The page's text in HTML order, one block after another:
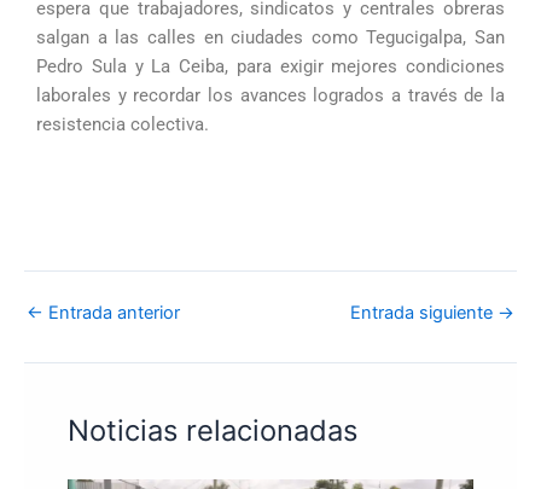
espera que trabajadores, sindicatos y centrales obreras
salgan a las calles en ciudades como Tegucigalpa, San
Pedro Sula y La Ceiba, para exigir mejores condiciones
laborales y recordar los avances logrados a través de la
resistencia colectiva.
← Entrada anterior Entrada siguiente →
Noticias relacionadas